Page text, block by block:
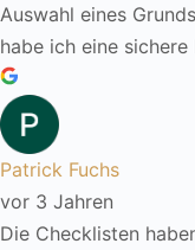
Auswahl eines
habe ich eine
Patrick Fuchs
vor 3 Jahren
Die Checklisten